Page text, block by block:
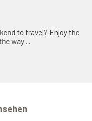
to travel? Enjoy the
way ...